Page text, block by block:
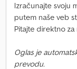
Izračunajte svoju
putem naše veb
Pitajte direktno
Oglas je
prevodu.